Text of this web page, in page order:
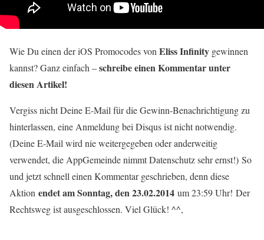
Wie Du einen der iOS Promocodes von Eliss Infinity gewinnen
kannst? Ganz einfach –schreibe einen Kommentar unter
diesen Artikel!
Vergiss nicht Deine E-Mail für die Gewinn-Benachrichtigung zu
hinterlassen, eine Anmeldung bei Disqus ist nicht notwendig.
(Deine E-Mail wird nie weitergegeben oder anderweitig
verwendet, die AppGemeinde nimmt Datenschutz sehr ernst!) So
und jetzt schnell einen Kommentar geschrieben, denn diese
Aktion endet am Sonntag, den 23.02.2014 um 23:59 Uhr! Der
Rechtsweg ist ausgeschlossen. Viel Glück! ^^,